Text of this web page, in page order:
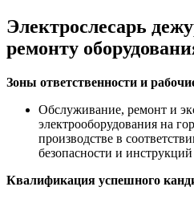
Электрослесарь
ремонту
Зоны ответственности и
Обслуживание, ремонт и
электрооборудования на
производстве в
безопасности и
Квалификация успешного